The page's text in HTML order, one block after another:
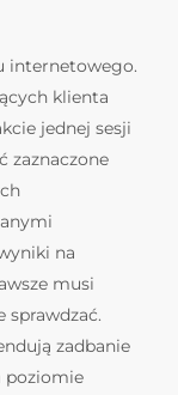
internetowego.
klienta
jednej sesji
zaznaczone
na
musi
sprawdzać.
zadbanie
poziomie